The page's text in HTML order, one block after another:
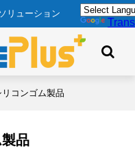
リューション
コンゴム製品
品